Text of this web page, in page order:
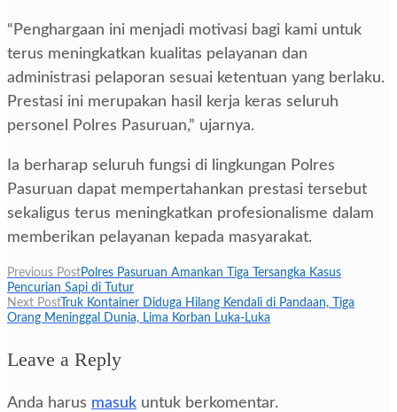
“Penghargaan ini menjadi motivasi bagi kami untuk
terus meningkatkan kualitas pelayanan dan
administrasi pelaporan sesuai ketentuan yang berlaku.
Prestasi ini merupakan hasil kerja keras seluruh
personel Polres Pasuruan,” ujarnya.
Ia berharap seluruh fungsi di lingkungan Polres
Pasuruan dapat mempertahankan prestasi tersebut
sekaligus terus meningkatkan profesionalisme dalam
memberikan pelayanan kepada masyarakat.
Navigasi
pos
Previous PostPolres Pasuruan Amankan Tiga Tersangka Kasus
Pencurian Sapi di Tutur
Next PostTruk Kontainer Diduga Hilang Kendali di Pandaan, Tiga
Orang Meninggal Dunia, Lima Korban Luka-Luka
Leave a Reply
Anda harus masuk untuk berkomentar.